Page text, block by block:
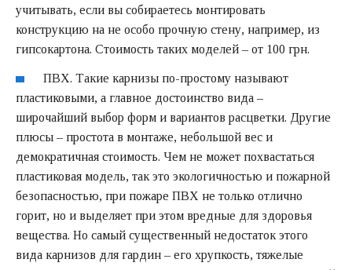
учитывать, если вы собираетесь монтировать
конструкцию на не особо прочную стену, например, из
гипсокартона. Стоимость таких моделей – от 100 грн.
ПВХ. Такие карнизы по-простому называют
пластиковыми, а главное достоинство вида –
широчайший выбор форм и вариантов расцветки. Другие
плюсы – простота в монтаже, небольшой вес и
демократичная стоимость. Чем не может похвастаться
пластиковая модель, так это экологичностью и пожарной
безопасностью, при пожаре ПВХ не только отлично
горит, но и выделяет при этом вредные для здоровья
вещества. Но самый существенный недостаток этого
вида карнизов для гардин – его хрупкость, тяжелые